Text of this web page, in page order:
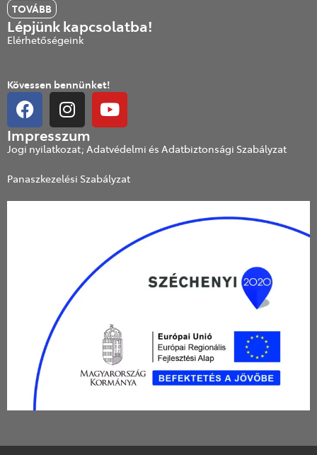
TOVÁBB
Lépjünk kapcsolatba!
Elérhetőségeink
Kövessen bennünket!
Impresszum
Jogi nyilatkozat; Adatvédelmi és Adatbiztonsági Szabályzat
Panaszkezelési Szabályzat